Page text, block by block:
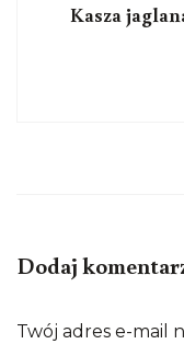
Kasza
Dodaj
Twój adres e-mail